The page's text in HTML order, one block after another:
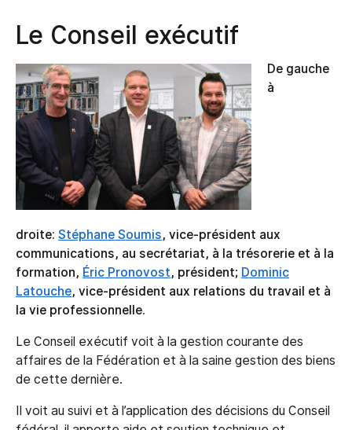
Le Conseil exécutif
De gauche
à
droite: Stéphane Soumis, vice-président aux
communications, au secrétariat, à la trésorerie et à la
formation, Éric Pronovost, président; Dominic
Latouche, vice-président aux relations du travail et à
la vie professionnelle.
Le Conseil exécutif voit à la gestion courante des
affaires de la Fédération et à la saine gestion des biens
de cette dernière.
Il voit au suivi et à l’application des décisions du Conseil